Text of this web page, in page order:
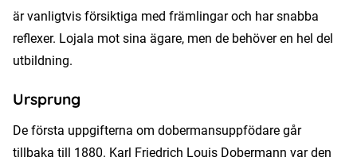
är vanligtvis försiktiga med främlingar och har snabba
reflexer. Lojala mot sina ägare, men de behöver en hel del
utbildning.
Ursprung
De första uppgifterna om dobermansuppfödare går
tillbaka till 1880. Karl Friedrich Louis Dobermann var den